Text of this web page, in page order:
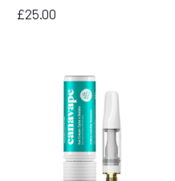
£25.00